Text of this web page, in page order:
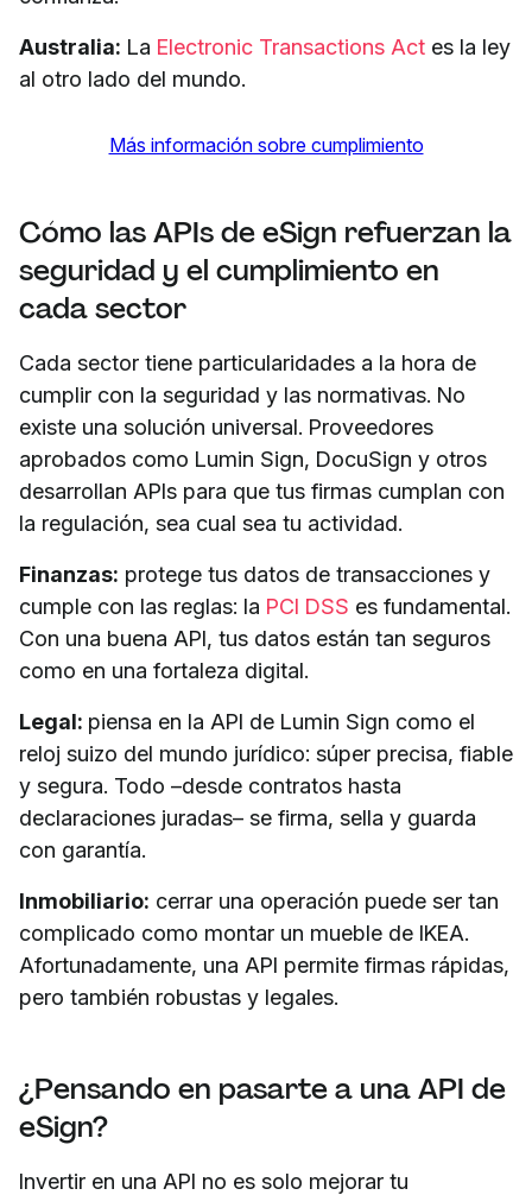
Australia: La Electronic Transactions Act es la ley
al otro lado del mundo.
Más información sobre cumplimiento
Cómo las APIs de eSign refuerzan la
seguridad y el cumplimiento en
cada sector
Cada sector tiene particularidades a la hora de
cumplir con la seguridad y las normativas. No
existe una solución universal. Proveedores
aprobados como Lumin Sign, DocuSign y otros
desarrollan APIs para que tus firmas cumplan con
la regulación, sea cual sea tu actividad.
Finanzas: protege tus datos de transacciones y
cumple con las reglas: la PCI DSS es fundamental.
Con una buena API, tus datos están tan seguros
como en una fortaleza digital.
Legal: piensa en la API de Lumin Sign como el
reloj suizo del mundo jurídico: súper precisa, fiable
y segura. Todo –desde contratos hasta
declaraciones juradas– se firma, sella y guarda
con garantía.
Inmobiliario: cerrar una operación puede ser tan
complicado como montar un mueble de IKEA.
Afortunadamente, una API permite firmas rápidas,
pero también robustas y legales.
¿Pensando en pasarte a una API de
eSign?
Invertir en una API no es solo mejorar tu